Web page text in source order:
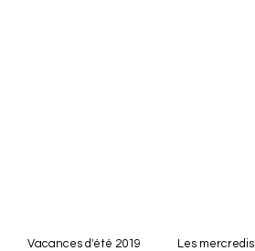
Vacances d'été 2019 Les mercredis